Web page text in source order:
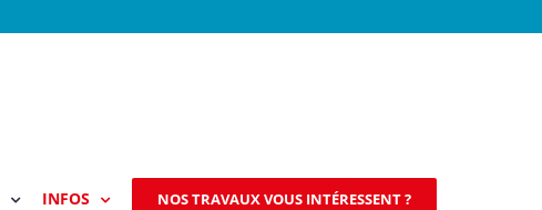
INFOS NOS TRAVAUX VOUS INTÉRESSENT ?